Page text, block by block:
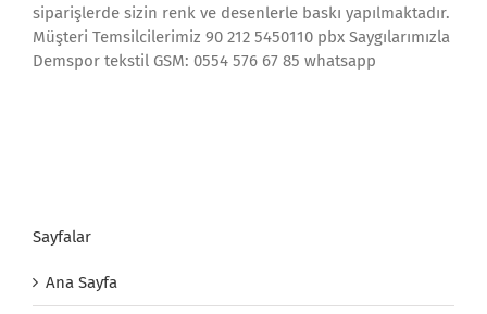
siparişlerde sizin renk ve desenlerle baskı yapılmaktadır.
Müşteri Temsilcilerimiz 90 212 5450110 pbx Saygılarımızla
Demspor tekstil GSM: 0554 576 67 85 whatsapp
Sayfalar
Ana Sayfa